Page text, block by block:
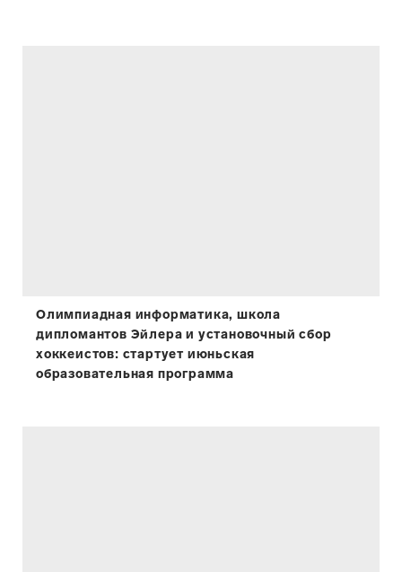
Олимпиадная информатика, школа
дипломантов Эйлера и установочный сбор
хоккеистов: стартует июньская
образовательная программа